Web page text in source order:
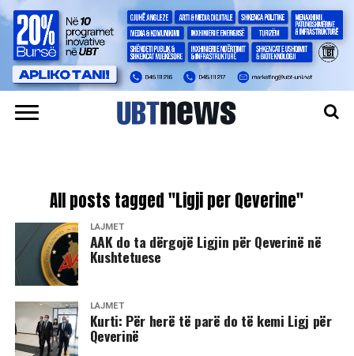
All posts tagged "Ligji per Qeverine"
LAJMET
​AAK do ta dërgojë Ligjin për Qeverinë në
Kushtetuese
LAJMET
​Kurti: Për herë të parë do të kemi Ligj për
Qeverinë